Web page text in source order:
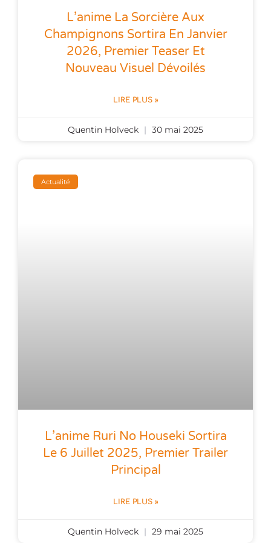
L’anime La Sorcière Aux
Champignons Sortira En Janvier
2026, Premier Teaser Et
Nouveau Visuel Dévoilés
LIRE PLUS »
Quentin Holveck 30 mai 2025
Actualité
L’anime Ruri No Houseki Sortira
Le 6 Juillet 2025, Premier Trailer
Principal
LIRE PLUS »
Quentin Holveck 29 mai 2025